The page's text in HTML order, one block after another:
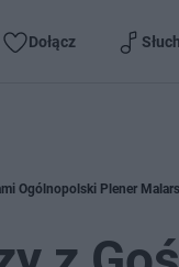
Dołącz
Ogólnopolski Plener